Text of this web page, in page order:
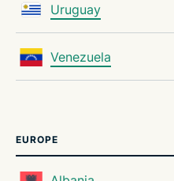
Uruguay
Venezuela
EUROPE